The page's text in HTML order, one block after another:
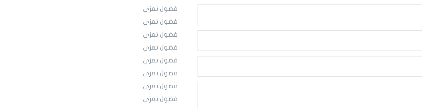
فضول تعزي
فضول تعزي
فضول تعزي
فضول تعزي
فضول تعزي
فضول تعزي
فضول تعزي
فضول تعزي